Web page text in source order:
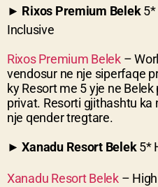
► Rixos Premium Belek5*
Inclusive
Rixos Premium Belek–
vendosur ne nje siperfaqe
ky Resort me 5 yje ne
privat. Resorti gjithashtu ka
nje qender tregtare.
► Xanadu Resort Belek5*
Xanadu Resort Belek– High